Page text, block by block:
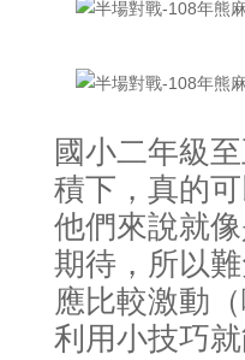
國小二年級
積下 ， 真的
他們來說就
期待 ， 所以
應比較激動（
利用小技巧